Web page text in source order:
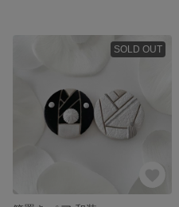
SOLD OUT